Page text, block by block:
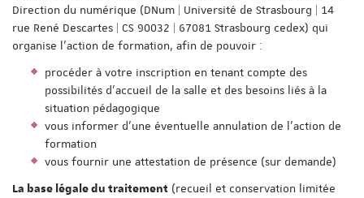
Direction du numérique (DNum | Université de Strasbourg | 14
rue René Descartes | CS 90032 | 67081 Strasbourg cedex) qui
organise l'action de formation, afin de pouvoir :
procéder à votre inscription en tenant compte des
possibilités d'accueil de la salle et des besoins liés à la
situation pédagogique
vous informer d'une éventuelle annulation de l'action de
formation
vous fournir une attestation de présence (sur demande)
La base légale du traitement (recueil et conservation limitée